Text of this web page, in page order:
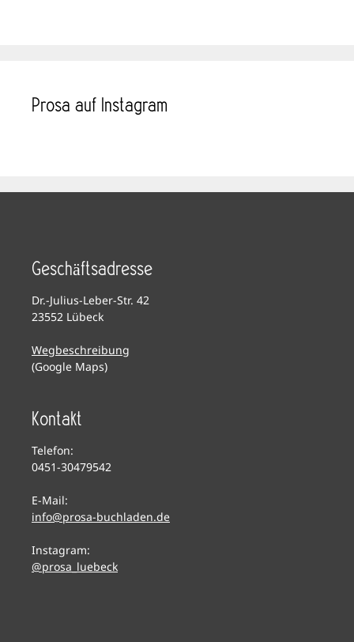
Prosa auf Instagram
Geschäftsadresse
Dr.-Julius-Leber-Str. 42
23552 Lübeck
Wegbeschreibung
(Google Maps)
Kontakt
Telefon:
0451-30479542
E-Mail:
info@prosa-buchladen.de
Instagram:
@prosa_luebeck